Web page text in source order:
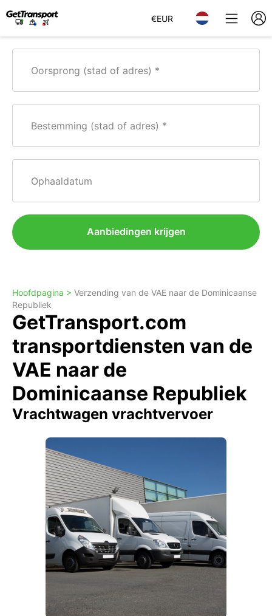
€EUR
Oorsprong (stad of adres)
Bestemming (stad of adres)
Ophaaldatum
Aanbiedingen krijgen
Hoofdpagina > Verzending van de VAE naar de Dominicaanse
Republiek
GetTransport.com
transportdiensten van de
VAE naar de
Dominicaanse Republiek
Vrachtwagen vrachtvervoer